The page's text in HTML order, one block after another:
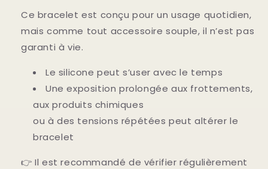
Ce bracelet est conçu pour un usage quotidien,
mais comme tout accessoire souple, il n’est pas
garanti à vie.
Le silicone peut s’user avec le temps
Une exposition prolongée aux frottements,
aux produits chimiques
ou à des tensions répétées peut altérer le
bracelet
👉 Il est recommandé de vérifier régulièrement